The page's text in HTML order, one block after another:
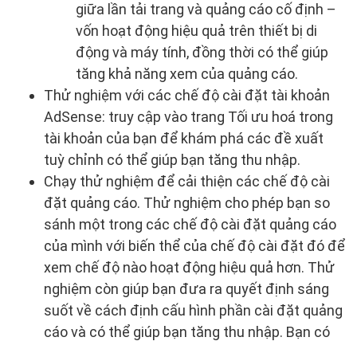
giữa lần tải trang và quảng cáo cố định –
vốn hoạt động hiệu quả trên thiết bị di
động và máy tính, đồng thời có thể giúp
tăng khả năng xem của quảng cáo.
Thử nghiệm với các chế độ cài đặt tài khoản
AdSense: truy cập vào trang Tối ưu hoá trong
tài khoản của bạn để khám phá các đề xuất
tuỳ chỉnh có thể giúp bạn tăng thu nhập.
Chạy thử nghiệm để cải thiện các chế độ cài
đặt quảng cáo. Thử nghiệm cho phép bạn so
sánh một trong các chế độ cài đặt quảng cáo
của mình với biến thể của chế độ cài đặt đó để
xem chế độ nào hoạt động hiệu quả hơn. Thử
nghiệm còn giúp bạn đưa ra quyết định sáng
suốt về cách định cấu hình phần cài đặt quảng
cáo và có thể giúp bạn tăng thu nhập. Bạn có